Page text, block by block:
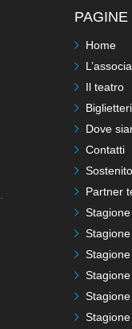
PAGINE
Home
Il teatro
Dove
Contatti
Partner